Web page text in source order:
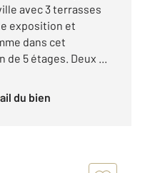
avec 3 terrasses
exposition et
dans cet
5 étages. Deux ...
du bien